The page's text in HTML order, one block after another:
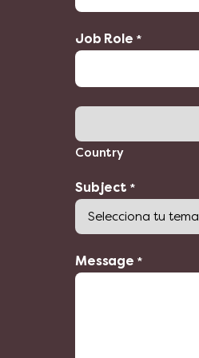
Job Role *
Address
Country
Subject *
Message *